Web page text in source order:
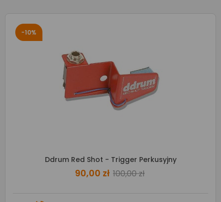
-10%
Ddrum Red Shot - Trigger Perkusyjny
90,00 zł 100,00 zł